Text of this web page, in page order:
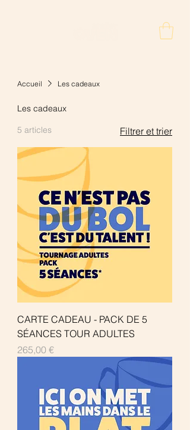
Accueil Les cadeaux
Les cadeaux
5 articles
Filtrer et trier
CARTE CADEAU - PACK DE 5
SÉANCES TOUR ADULTES
Prix
265,00 €